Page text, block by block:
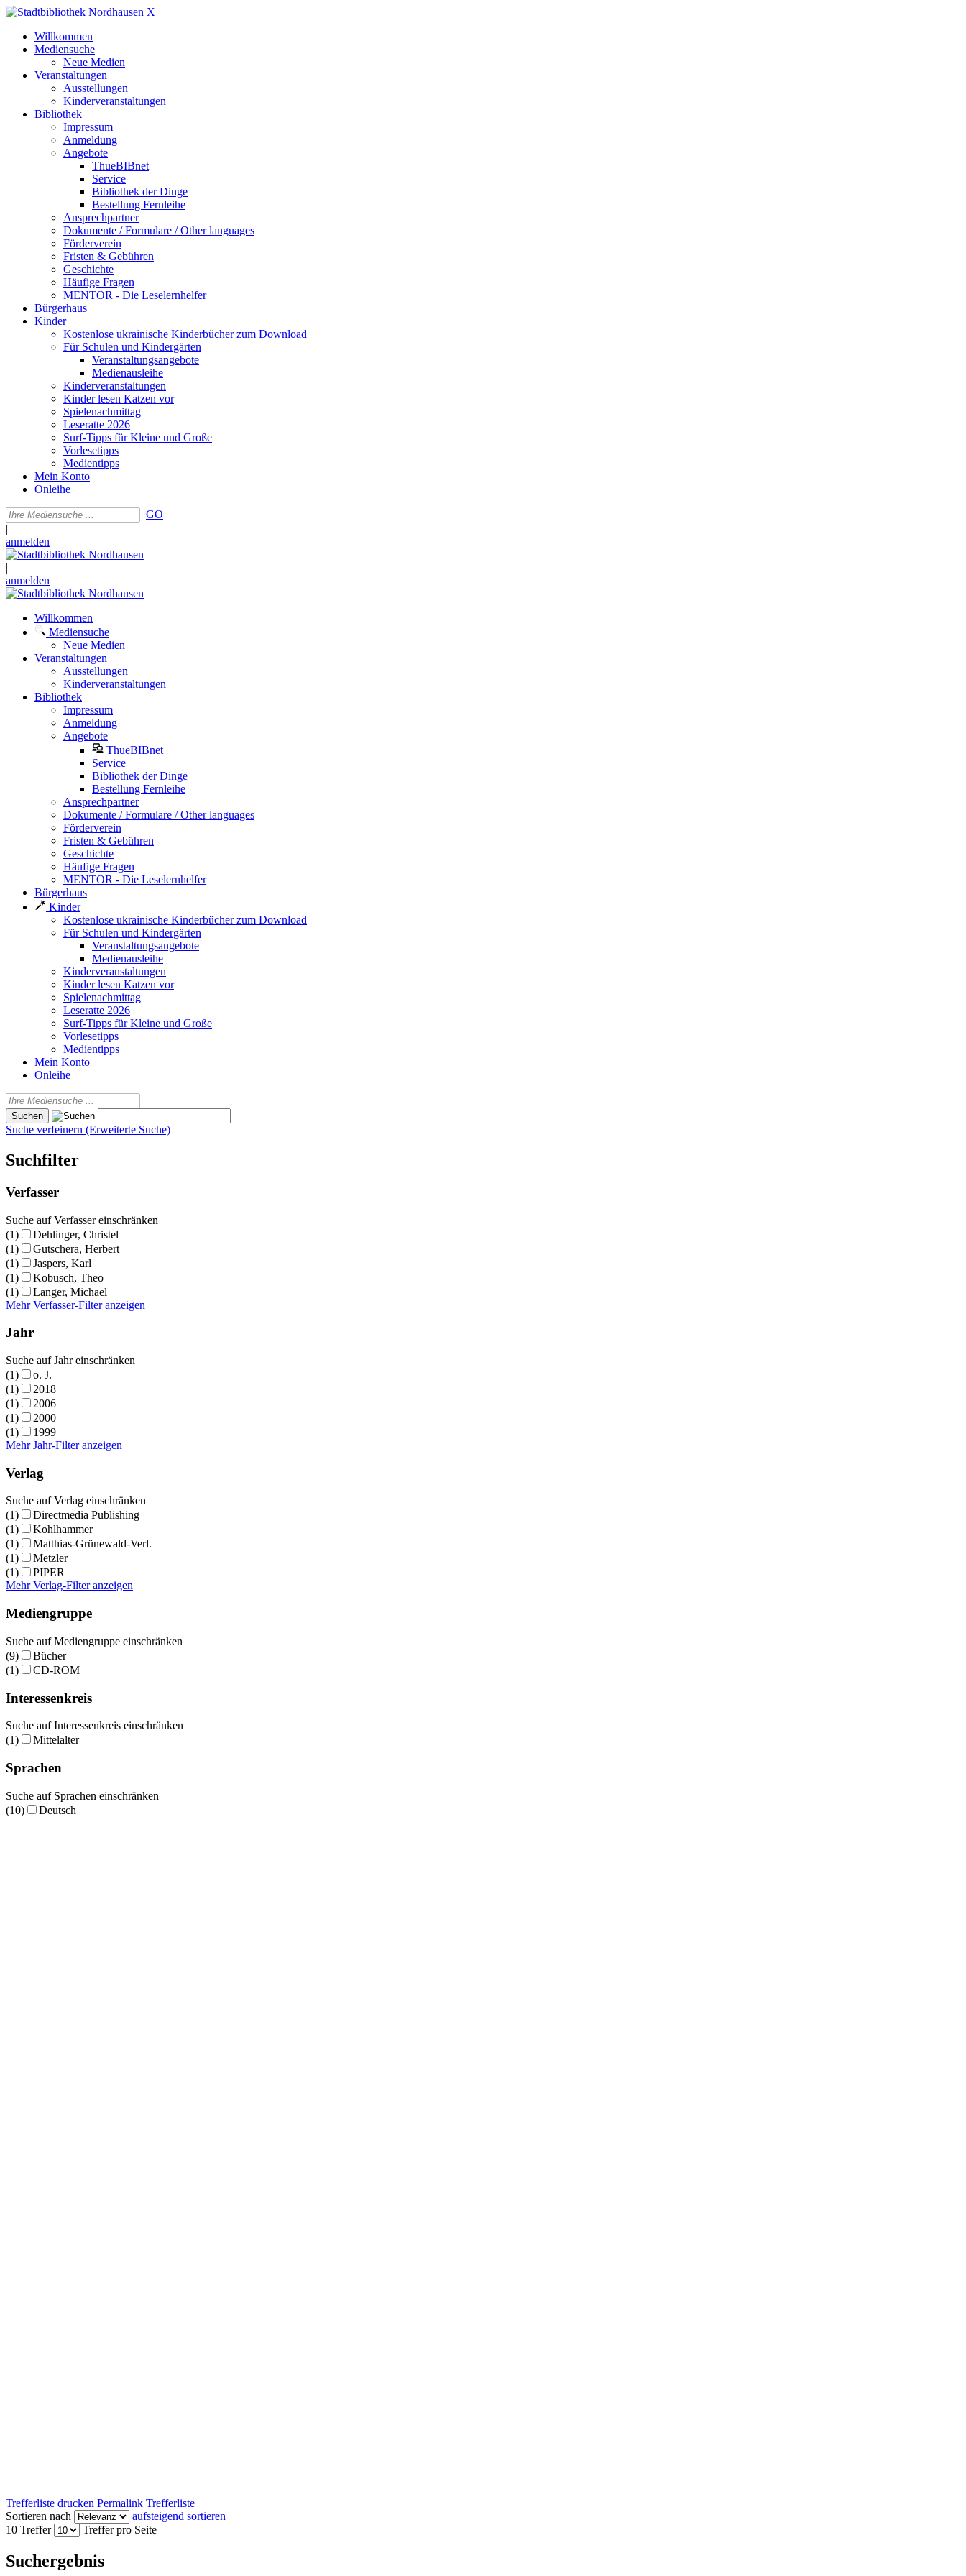
X
Willkommen
Mediensuche
Neue Medien
Veranstaltungen
Ausstellungen
Kinderveranstaltungen
Bibliothek
Impressum
Anmeldung
Angebote
ThueBIBnet
Service
Bibliothek der Dinge
Bestellung Fernleihe
Ansprechpartner
Dokumente / Formulare / Other languages
Förderverein
Fristen & Gebühren
Geschichte
Häufige Fragen
MENTOR - Die Leselernhelfer
Bürgerhaus
Kinder
Kostenlose ukrainische Kinderbücher zum Download
Für Schulen und Kindergärten
Veranstaltungsangebote
Medienausleihe
Kinderveranstaltungen
Kinder lesen Katzen vor
Spielenachmittag
Leseratte 2026
Surf-Tipps für Kleine und Große
Vorlesetipps
Medientipps
Mein Konto
Onleihe
GO
|
anmelden
|
anmelden
Willkommen
Mediensuche
Neue Medien
Veranstaltungen
Ausstellungen
Kinderveranstaltungen
Bibliothek
Impressum
Anmeldung
Angebote
ThueBIBnet
Service
Bibliothek der Dinge
Bestellung Fernleihe
Ansprechpartner
Dokumente / Formulare / Other languages
Förderverein
Fristen & Gebühren
Geschichte
Häufige Fragen
MENTOR - Die Leselernhelfer
Bürgerhaus
Kinder
Kostenlose ukrainische Kinderbücher zum Download
Für Schulen und Kindergärten
Veranstaltungsangebote
Medienausleihe
Kinderveranstaltungen
Kinder lesen Katzen vor
Spielenachmittag
Leseratte 2026
Surf-Tipps für Kleine und Große
Vorlesetipps
Medientipps
Mein Konto
Onleihe
Suche verfeinern (Erweiterte Suche)
Suchfilter
Verfasser
Suche auf Verfasser einschränken
(1)
Dehlinger, Christel
(1)
Gutschera, Herbert
(1)
Jaspers, Karl
(1)
Kobusch, Theo
(1)
Langer, Michael
Mehr Verfasser-Filter anzeigen
Jahr
Suche auf Jahr einschränken
(1)
o. J.
(1)
2018
(1)
2006
(1)
2000
(1)
1999
Mehr Jahr-Filter anzeigen
Verlag
Suche auf Verlag einschränken
(1)
Directmedia Publishing
(1)
Kohlhammer
(1)
Matthias-Grünewald-Verl.
(1)
Metzler
(1)
PIPER
Mehr Verlag-Filter anzeigen
Mediengruppe
Suche auf Mediengruppe einschränken
(9)
Bücher
(1)
CD-ROM
Interessenkreis
Suche auf Interessenkreis einschränken
(1)
Mittelalter
Sprachen
Suche auf Sprachen einschränken
(10)
Deutsch
Trefferliste drucken Permalink Trefferliste
Sortieren nach
aufsteigend sortieren
10 Treffer
Treffer pro Seite
Suchergebnis